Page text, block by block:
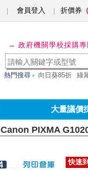
會員登入 折價券
→ 政府機關學校採購專
熱門搜尋 向日葵85折 綠
大量議價
Canon PIXMA
快速